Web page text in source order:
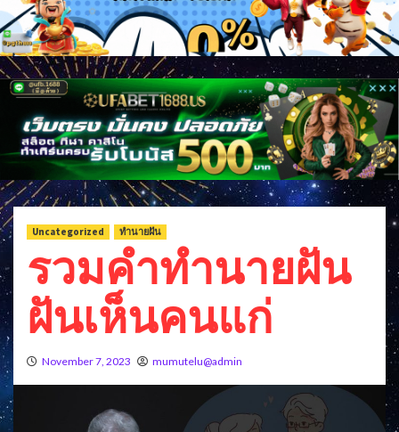
Uncategorized ทำนายฝัน
รวมคำทำนายฝัน
ฝันเห็นคนแก่
November 7, 2023 mumutelu@admin